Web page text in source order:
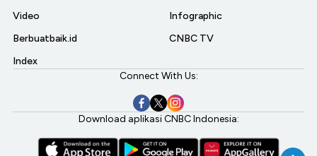
Video
Berbuatbaik.id
Index
Infographic
CNBC TV
Connect With Us:
Download aplikasi CNBC Indonesia: